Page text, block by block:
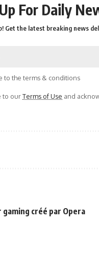
For Daily
Get the latest breaking news
to the terms & conditions
to ourTerms of Use and
créé par Opera